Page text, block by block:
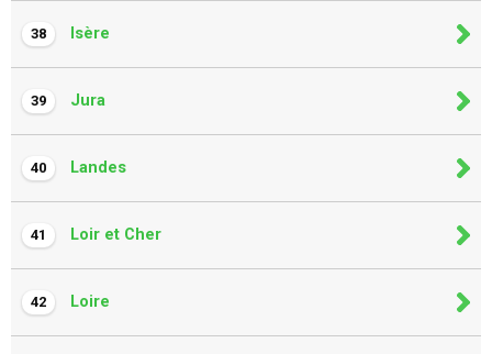
38 Isère
39 Jura
40 Landes
41 Loir et Cher
42 Loire